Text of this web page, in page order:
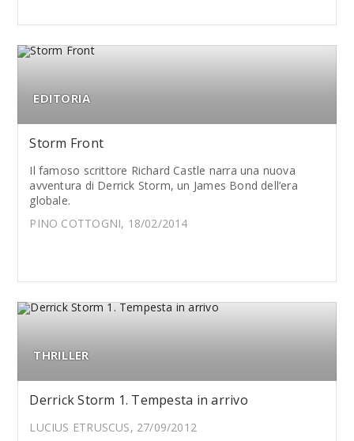
EDITORIA
Storm Front
Il famoso scrittore Richard Castle narra una nuova
avventura di Derrick Storm, un James Bond dell’era
globale.
PINO COTTOGNI, 18/02/2014
THRILLER
Derrick Storm 1. Tempesta in arrivo
LUCIUS ETRUSCUS, 27/09/2012